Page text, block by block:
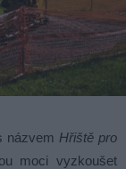
názvem Hřiště pro
moci vyzkoušet